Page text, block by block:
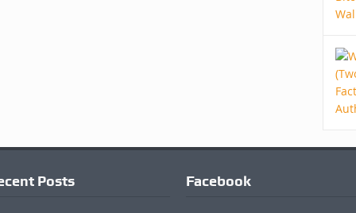
Posts Facebook